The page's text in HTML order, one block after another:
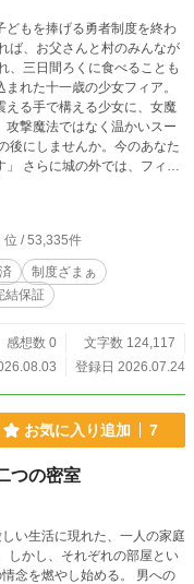
どもを捧げる勇者制度を終わ
れた十一歳の少女フィア。
える手で構える少女に、女魔
攻撃魔法ではなく温かいスー
ア
、教会の兵士に刺されて崖
て死亡したはずの歴代勇者
護され、大人になって自分
勇者の命を燃料
も、今は何も決めないこと
者たちと共に、人間の王都へ
がなくても隣にいたいと願
と制度ざまぁの完結ファンタ
位 / 53,335件
制度ざまぁ
結保証
感想数 0
文字数 124,117
登録日 2026.07.24
お気に入り追加 7
つの密室
い生活に現れた、一人の家庭
燃やし始める。 男への